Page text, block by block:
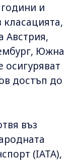
и
класацията,
Австрия,
Южна
достъп до
въз
(IATA),